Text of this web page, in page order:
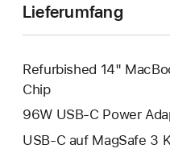
Lieferumfang
Refurbished 14"
Chip
96W USB‑C Power
USB‑C auf MagSafe 3